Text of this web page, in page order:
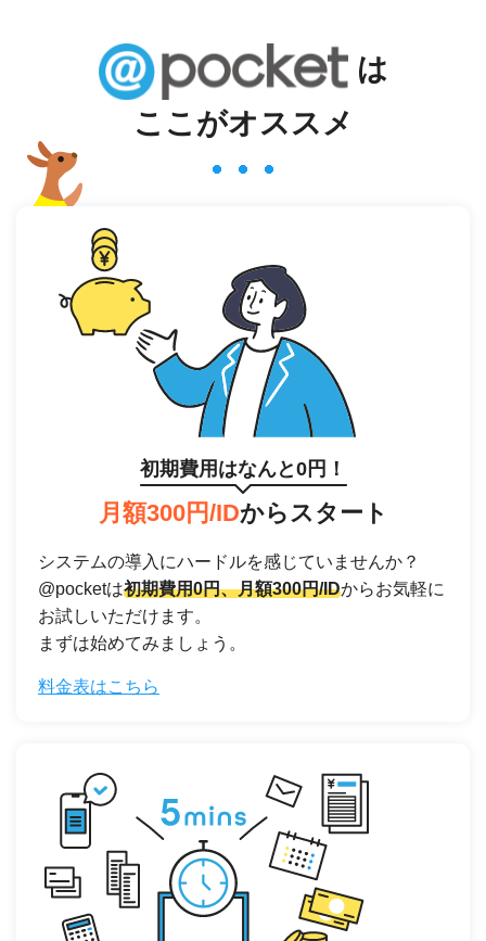
は
ここがオススメ
初期費用はなんと0円！
月額300円/IDからスタート
システムの導入にハードルを感じていませんか？
@pocketは初期費用0円、月額300円/IDからお気軽に
お試しいただけます。
まずは始めてみましょう。
料金表はこちら